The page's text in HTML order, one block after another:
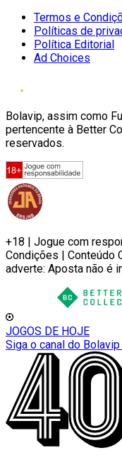
Termos e
Políticas de
Política Editorial
Ad Choices
Bolavip, assim como
pertencente à Better
reservados.
+18 | Jogue com
Condições | Conteúdo
adverte: Aposta não é
JOGOS DE HOJE
Siga o canal do